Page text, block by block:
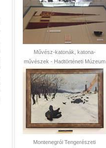
Művész-katonák, katona-
művészek - Hadtörténeti Múzeum
Montenegrói Tengerészeti